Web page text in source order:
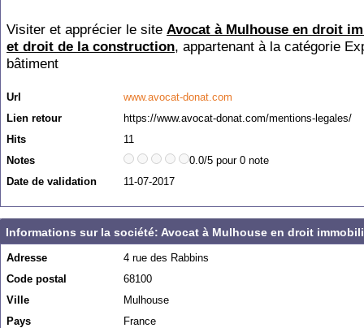
Visiter et apprécier le site Avocat à Mulhouse en droit
et droit de la construction, appartenant à la catégorie
bâtiment
Url
www.avocat-donat.com
Lien retour
https://www.avocat-donat.com/mentions-legales/
Hits
11
Notes
0.0/5 pour 0 note
Date de validation
11-07-2017
Informations sur la société: Avocat à Mulhouse en droit
Adresse
4 rue des Rabbins
Code postal
68100
Ville
Mulhouse
Pays
France